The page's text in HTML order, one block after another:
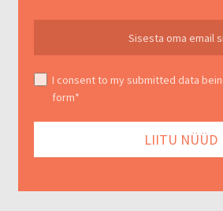
I consent to my submitted data
form*